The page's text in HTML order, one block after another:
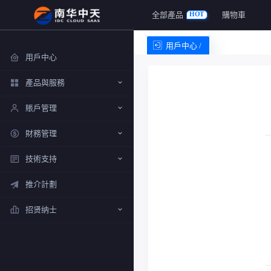
全部產品 HOT 購物車
用戶中心 /
用戶中心
產品與服務
賬戶管理
財務管理
技術支持
推介計劃
招贤纳士